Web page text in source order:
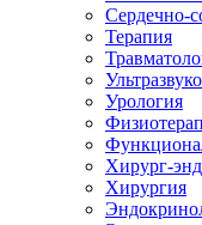
Сердечно-
Терапия
Урология
Хирург-
Хирургия